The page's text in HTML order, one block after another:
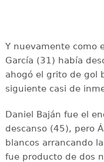
Y nuevamente como
García (31) había
ahogó el grito de gol
siguiente casi de
Daniel Baján fue el
descanso (45), pero
blancos arrancando
fue producto de dos